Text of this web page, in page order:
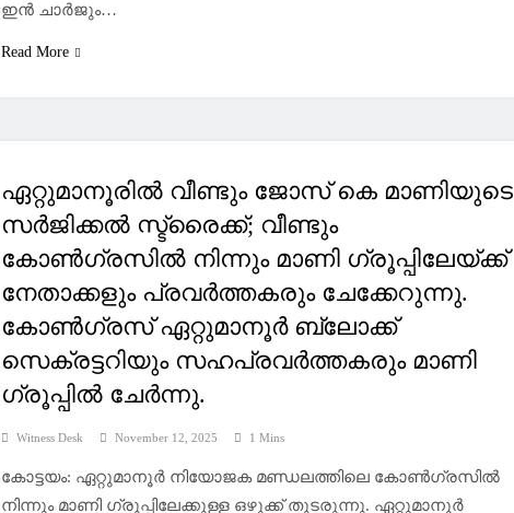
ഇൻ ചാർജും…
Read More
ഏറ്റുമാനൂരിൽ വീണ്ടും ജോസ് കെ മാണിയുടെ
സർജിക്കൽ സ്ട്രൈക്ക്; വീണ്ടും
കോൺഗ്രസിൽ നിന്നും മാണി ഗ്രൂപ്പിലേയ്ക്ക്
നേതാക്കളും പ്രവർത്തകരും ചേക്കേറുന്നു.
കോൺഗ്രസ് ഏറ്റുമാനൂർ ബ്ലോക്ക്
സെക്രട്ടറിയും സഹപ്രവർത്തകരും മാണി
ഗ്രൂപ്പിൽ ചേർന്നു.
Witness Desk November 12, 2025 1 Mins
കോട്ടയം: ഏറ്റുമാനൂർ നിയോജക മണ്ഡലത്തിലെ കോൺഗ്രസിൽ
നിന്നും മാണി ഗ്രൂപ്പിലേക്കുള്ള ഒഴുക്ക് തുടരുന്നു. ഏറ്റുമാനൂർ